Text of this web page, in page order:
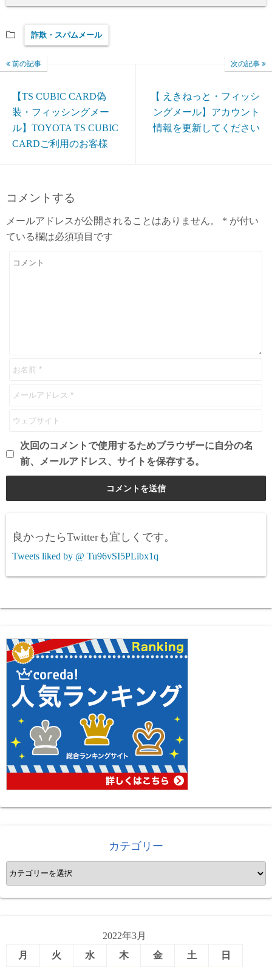
詐欺・スパムメール
前の記事
【TS CUBIC CARD偽
装・フィッシングメー
ル】TOYOTA TS CUBIC
CARDご利用のお客様
次の記事
【 えきねっと・フィッシ
ングメール】アカウント
情報を更新してください
コメントする
メールアドレスが公開されることはありません。 * が付い
ている欄は必須項目です
次回のコメントで使用するためブラウザーに自分の名
前、メールアドレス、サイトを保存する。
良かったらTwitterも宜しくです。
Tweets liked by @ Tu96vSI5PLibx1q
カテゴリー
カ
テ
ゴ
2022年3月
月
火 水 木 金 土 日